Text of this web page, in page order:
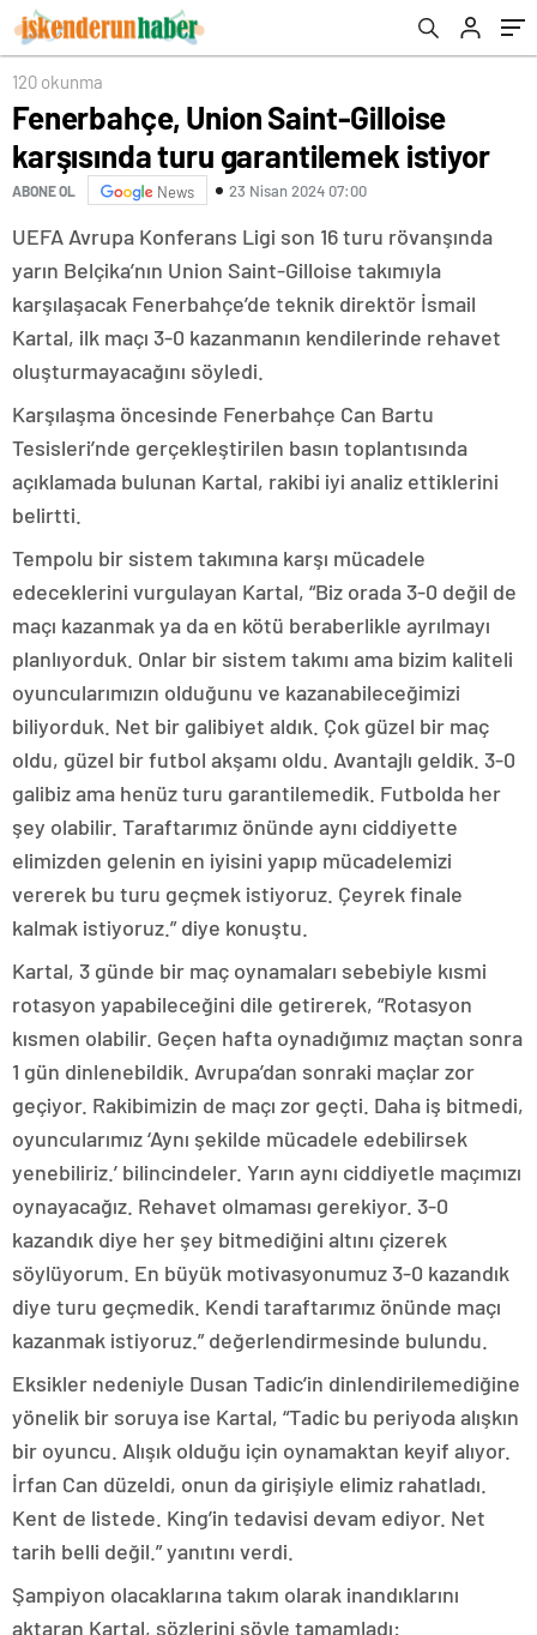
120 okunma
Fenerbahçe, Union Saint-Gilloise
karşısında turu garantilemek istiyor
ABONE OL News 23 Nisan 2024 07:00
UEFA Avrupa Konferans Ligi son 16 turu rövanşında
yarın Belçika’nın Union Saint-Gilloise takımıyla
karşılaşacak Fenerbahçe’de teknik direktör İsmail
Kartal, ilk maçı 3-0 kazanmanın kendilerinde rehavet
oluşturmayacağını söyledi.
Karşılaşma öncesinde Fenerbahçe Can Bartu
Tesisleri’nde gerçekleştirilen basın toplantısında
açıklamada bulunan Kartal, rakibi iyi analiz ettiklerini
belirtti.
Tempolu bir sistem takımına karşı mücadele
edeceklerini vurgulayan Kartal, “Biz orada 3-0 değil de
maçı kazanmak ya da en kötü beraberlikle ayrılmayı
planlıyorduk. Onlar bir sistem takımı ama bizim kaliteli
oyuncularımızın olduğunu ve kazanabileceğimizi
biliyorduk. Net bir galibiyet aldık. Çok güzel bir maç
oldu, güzel bir futbol akşamı oldu. Avantajlı geldik. 3-0
galibiz ama henüz turu garantilemedik. Futbolda her
şey olabilir. Taraftarımız önünde aynı ciddiyette
elimizden gelenin en iyisini yapıp mücadelemizi
vererek bu turu geçmek istiyoruz. Çeyrek finale
kalmak istiyoruz.” diye konuştu.
Kartal, 3 günde bir maç oynamaları sebebiyle kısmi
rotasyon yapabileceğini dile getirerek, “Rotasyon
kısmen olabilir. Geçen hafta oynadığımız maçtan sonra
1 gün dinlenebildik. Avrupa’dan sonraki maçlar zor
geçiyor. Rakibimizin de maçı zor geçti. Daha iş bitmedi,
oyuncularımız ‘Aynı şekilde mücadele edebilirsek
yenebiliriz.’ bilincindeler. Yarın aynı ciddiyetle maçımızı
oynayacağız. Rehavet olmaması gerekiyor. 3-0
kazandık diye her şey bitmediğini altını çizerek
söylüyorum. En büyük motivasyonumuz 3-0 kazandık
diye turu geçmedik. Kendi taraftarımız önünde maçı
kazanmak istiyoruz.” değerlendirmesinde bulundu.
Eksikler nedeniyle Dusan Tadic’in dinlendirilemediğine
yönelik bir soruya ise Kartal, “Tadic bu periyoda alışkın
bir oyuncu. Alışık olduğu için oynamaktan keyif alıyor.
İrfan Can düzeldi, onun da girişiyle elimiz rahatladı.
Kent de listede. King’in tedavisi devam ediyor. Net
tarih belli değil.” yanıtını verdi.
Şampiyon olacaklarına takım olarak inandıklarını
aktaran Kartal, sözlerini şöyle tamamladı: